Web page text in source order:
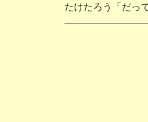
たけたろう「だっ